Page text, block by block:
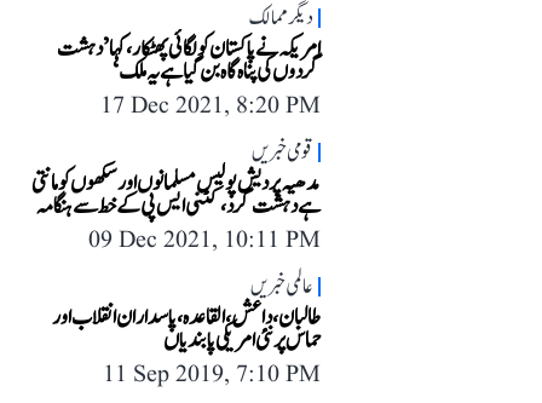
دیگر ممالک
امریکہ نے پاکستان کو لگائی پھٹکار، کہا ’دہشت
گردوں کی پناہ گاہ بن گیا ہے یہ ملک‘
17 Dec 2021, 8:20 PM
قومی خبریں
مدھیہ پردیش پولیس مسلمانوں اور سکھوں کو مانتی
ہے دہشت گرد، کٹنی ایس پی کے خط سے ہنگامہ
09 Dec 2021, 10:11 PM
عالمی خبریں
طالبان، داعش، القاعدہ، پاسداران انقلاب اور
حماس پر نئی امریکی پابندیاں
11 Sep 2019, 7:10 PM